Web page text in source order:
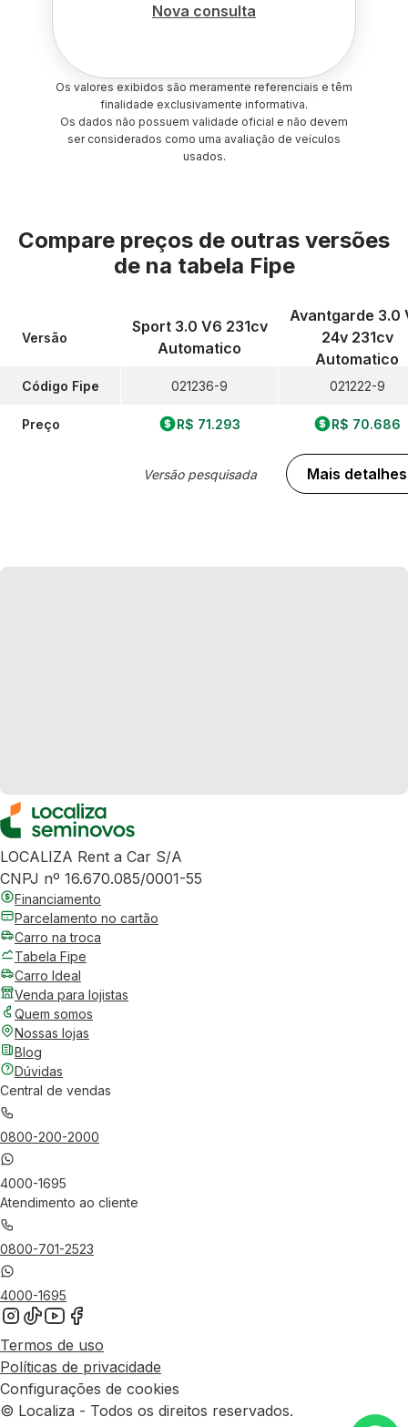
Nova consulta
Os valores exibidos são meramente referenciais e têm
finalidade exclusivamente informativa.
Os dados não possuem validade oficial e não devem
ser considerados como uma avaliação de veículos
usados.
Compare preços de outras versões
de na tabela Fipe
Versão
Código Fipe
Preço
Sport 3.0 V6 231cv
Automatico
021236-9
R$ 71.293
Versão pesquisada
Avantgarde 3.0
24v 231cv
Automatico
021222-9
R$ 70.686
Mais detalhes
LOCALIZA Rent a Car S/A
CNPJ nº 16.670.085/0001-55
Financiamento
Parcelamento no cartão
Carro na troca
Tabela Fipe
Carro Ideal
Venda para lojistas
Quem somos
Nossas lojas
Blog
Dúvidas
Central de vendas
0800-200-2000
4000-1695
Atendimento ao cliente
0800-701-2523
4000-1695
Termos de uso
Políticas de privacidade
Configurações de cookies
© Localiza - Todos os direitos reservados.